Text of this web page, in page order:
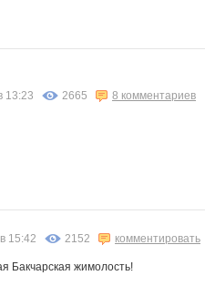
13:23 2665 8 комментариев
15:42 2152 комментировать
Бакчарская жимолость!